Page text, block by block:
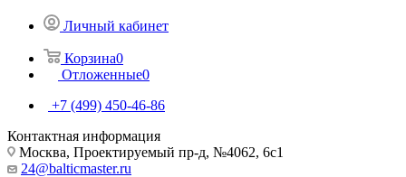
Личный кабинет
Корзина0
Отложенные0
+7 (499) 450-46-86
Контактная информация
Москва, Проектируемый пр-д, №4062, 6с1
24@balticmaster.ru